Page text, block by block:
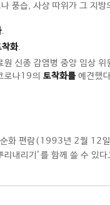
풍습, 사상 따위가 그 지
.
착화.
원 신종 감염병 중앙 임상
로나19의 토착화를 예견했
순화 편람(1993년 2월 12
리내리기’를 함께 쓸 수 있